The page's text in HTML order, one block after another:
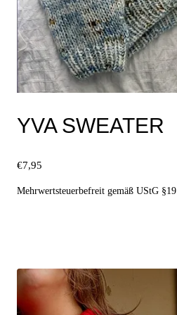
YVA SWEATER
€7,95
Mehrwertsteuerbefreit gemäß UStG §19
Produkt
weist
mehrere